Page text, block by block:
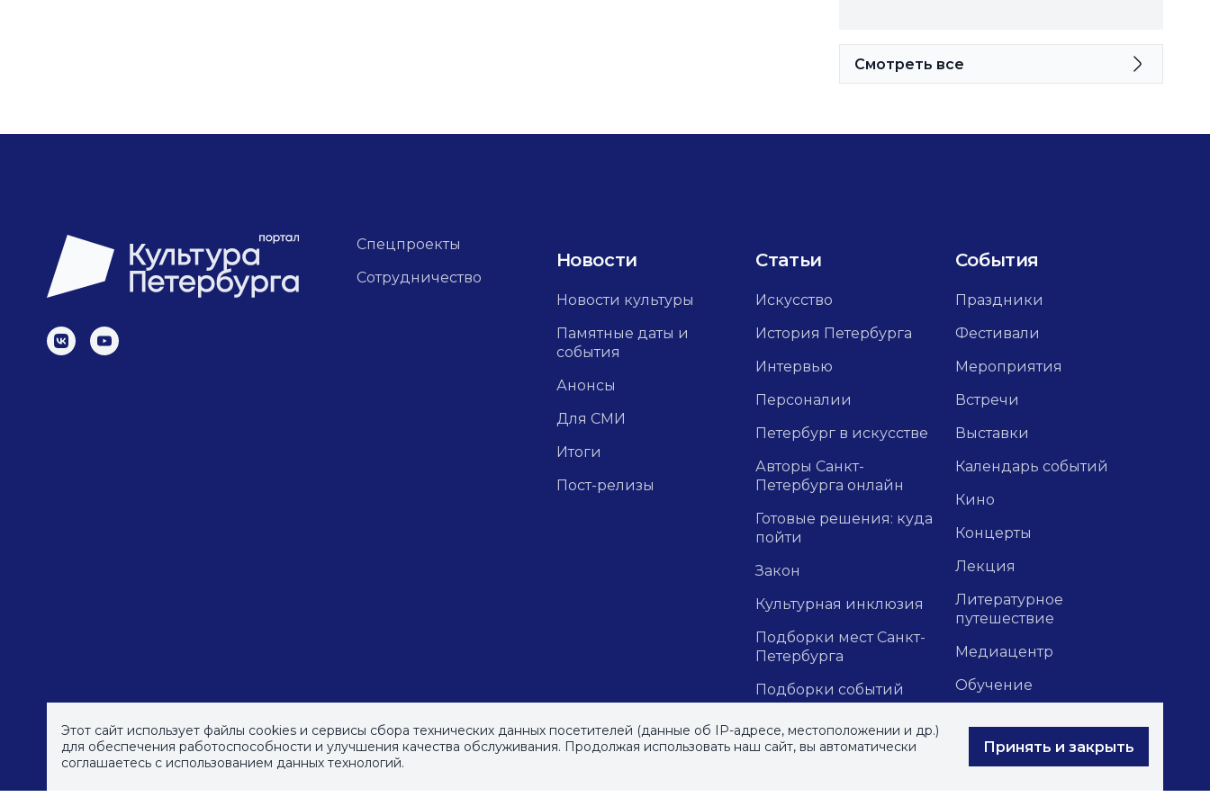
Смотреть все
Спецпроекты
Сотрудничество
Новости
Новости культуры
Памятные даты и
события
Анонсы
Для СМИ
Итоги
Пост-релизы
Статьи
Искусство
История Петербурга
Интервью
Персоналии
Петербург в искусстве
Авторы Санкт-
Петербурга онлайн
Готовые решения: куда
пойти
Закон
Культурная инклюзия
Подборки мест Санкт-
Петербурга
Подборки событий
Репортажи и
События
Праздники
Фестивали
Мероприятия
Встречи
Выставки
Календарь событий
Кино
Концерты
Лекция
Литературное
путешествие
Медиацентр
Обучение
Форумы
Этот сайт использует файлы cookies и сервисы сбора технических данных посетителей (данные об IP-адресе, местоположении и др.)
для обеспечения работоспособности и улучшения качества обслуживания. Продолжая использовать наш сайт, вы автоматически
соглашаетесь с использованием данных технологий.
Принять и закрыть